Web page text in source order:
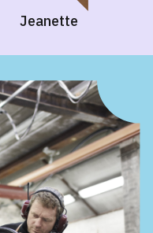
Jeanette